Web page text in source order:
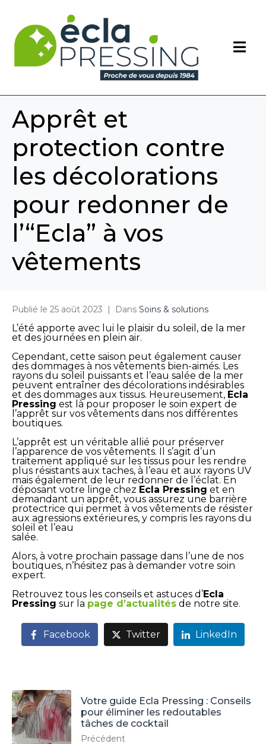
Apprêt et
protection contre
les décolorations
pour redonner de
l’“Ecla” à vos
vêtements
Publié le 25 août 2023 Dans Soins & solutions
L’été apporte avec lui le plaisir du soleil, de la mer
et des journées en plein air.
Cependant, cette saison peut également causer
des dommages à nos vêtements bien-aimés. Les
rayons du soleil puissants et l’eau salée de la mer
peuvent entraîner des décolorations indésirables
et des dommages aux tissus. Heureusement, Ecla
Pressing est là pour proposer le soin expert de
l’apprêt sur vos vêtements dans nos différentes
boutiques.
L’apprêt est un véritable allié pour préserver
l’apparence de vos vêtements. Il s’agit d’un
traitement appliqué sur les tissus pour les rendre
plus résistants aux taches, à l’eau et aux rayons UV
mais également de leur redonner de l’éclat. En
déposant votre linge chez Ecla Pressing et en
demandant un apprêt, vous assurez une barrière
protectrice qui permet à vos vêtements de résister
aux agressions extérieures, y compris les rayons du
soleil et l’eau
salée.
Alors, à votre prochain passage dans l’une de nos
boutiques, n’hésitez pas à demander votre soin
expert.
Retrouvez tous les conseils et astuces d’Ecla
Pressing sur la page d’actualités de notre site.
Facebook Twitter LinkedIn
Votre guide Ecla Pressing : Conseils
pour éliminer les redoutables
tâches de cocktail
Précédent